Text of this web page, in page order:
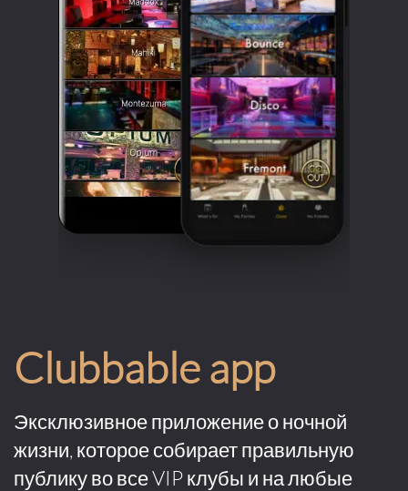
Clubbable app
Эксклюзивное приложение о ночной
жизни, которое собирает правильную
публику во все VIP клубы и на любые